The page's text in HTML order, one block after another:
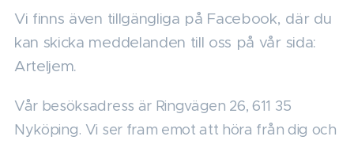
Vi finns även tillgängliga på Facebook, där du
kan skicka meddelanden till oss på vår sida:
Arteljem.
Vår besöksadress är Ringvägen 26, 611 35
Nyköping. Vi ser fram emot att höra från dig och